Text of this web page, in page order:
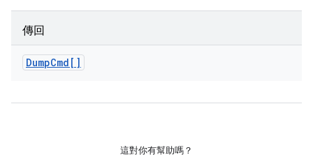
傳回
DumpCmd[]
這對你有幫助嗎？